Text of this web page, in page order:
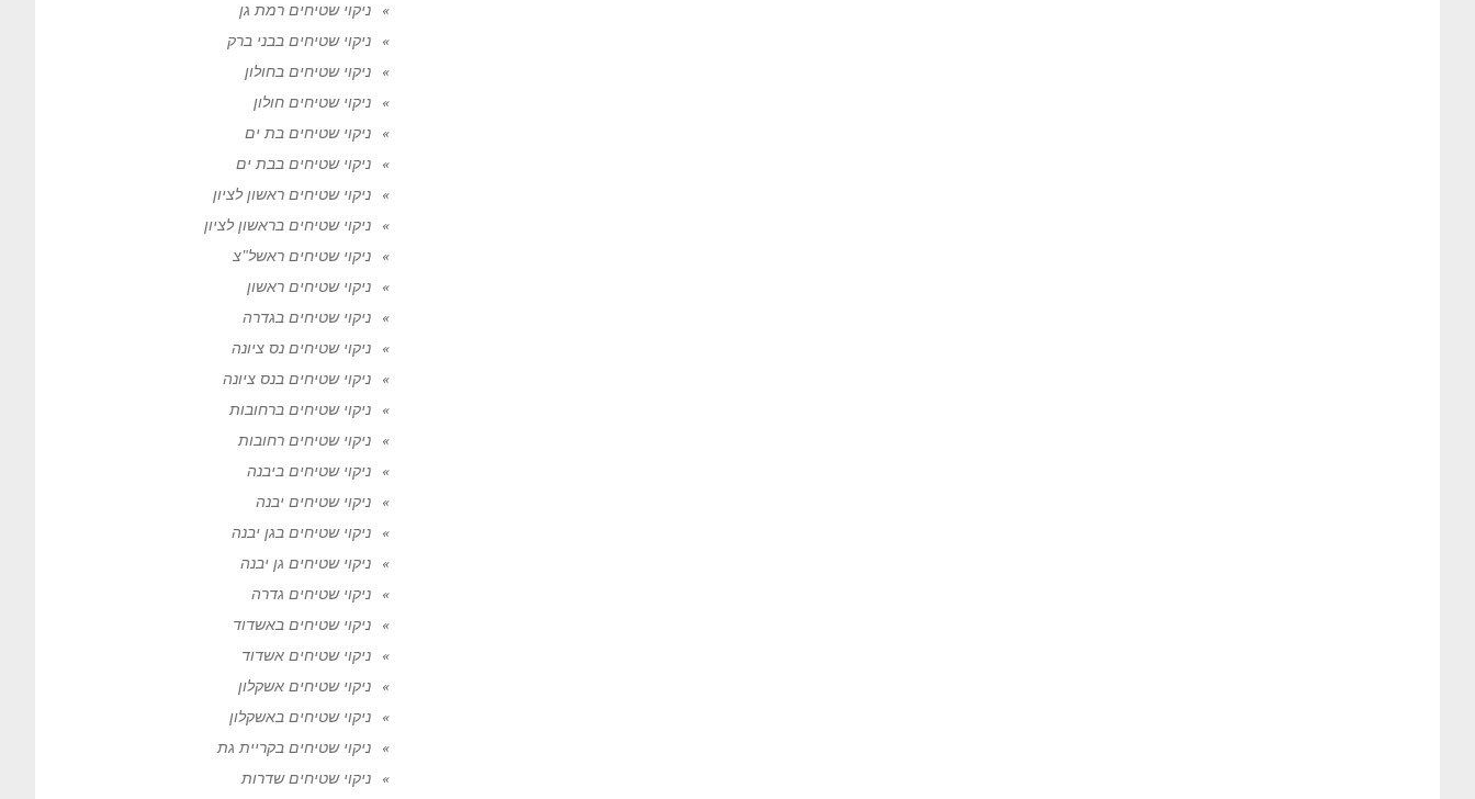
ניקוי שטיחים רמת גן
ניקוי שטיחים בבני ברק
ניקוי שטיחים בחולון
ניקוי שטיחים חולון
ניקוי שטיחים בת ים
ניקוי שטיחים בבת ים
ניקוי שטיחים ראשון לציון
ניקוי שטיחים בראשון לציון
ניקוי שטיחים ראשל"צ
ניקוי שטיחים ראשון
ניקוי שטיחים בגדרה
ניקוי שטיחים נס ציונה
ניקוי שטיחים בנס ציונה
ניקוי שטיחים ברחובות
ניקוי שטיחים רחובות
ניקוי שטיחים ביבנה
ניקוי שטיחים יבנה
ניקוי שטיחים בגן יבנה
ניקוי שטיחים גן יבנה
ניקוי שטיחים גדרה
ניקוי שטיחים באשדוד
ניקוי שטיחים אשדוד
ניקוי שטיחים אשקלון
ניקוי שטיחים באשקלון
ניקוי שטיחים בקריית גת
ניקוי שטיחים שדרות